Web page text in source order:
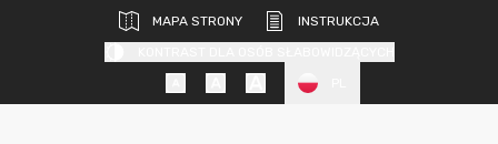
MAPA STRONY
INSTRUKCJA